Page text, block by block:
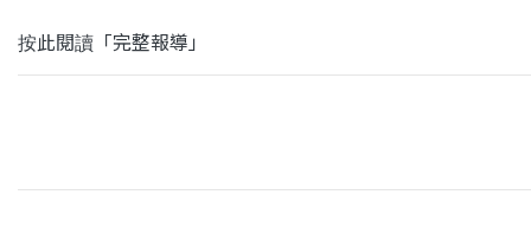
按此閱讀「完整報導」